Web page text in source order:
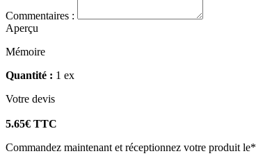
Commentaires :
Aperçu
Mémoire
Quantité : 1 ex
Votre devis
5.65€ TTC
Commandez maintenant et réceptionnez votre produit le*